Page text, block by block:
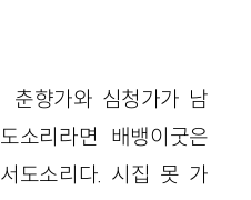
춘향가와 심청가가 남
도소리라면 배뱅이굿은
서도소리다. 시집 못 가